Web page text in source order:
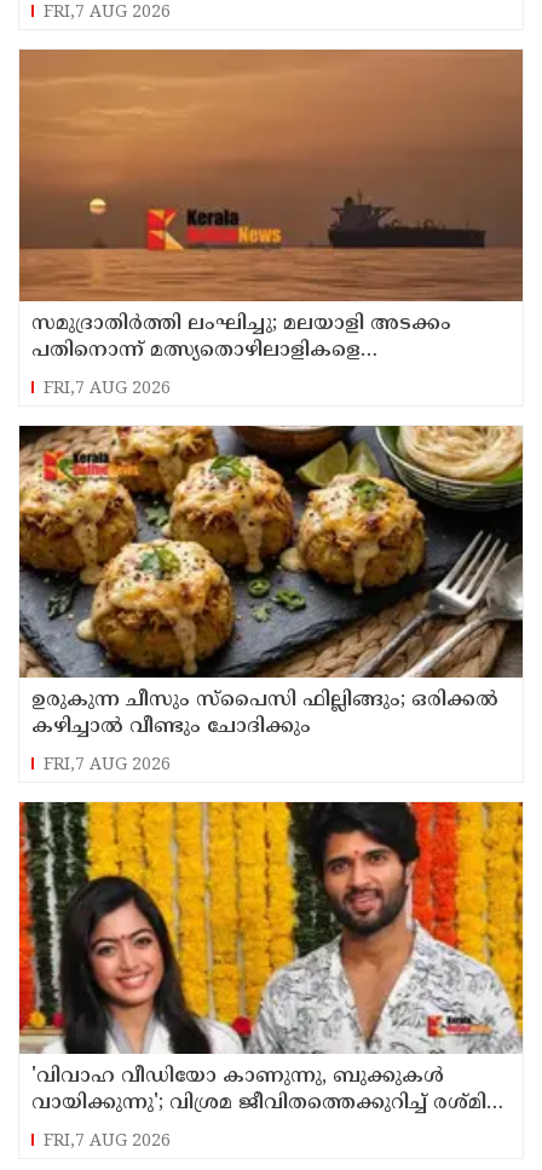
FRI,7 AUG 2026
സമുദ്രാതിർത്തി ലംഘിച്ചു; മലയാളി അടക്കം
പതിനൊന്ന് മത്സ്യതൊഴിലാളികളെ
കസ്റ്റഡിയിലെടുത്ത് ശ്രീലങ്കൻ നാവികസേന
FRI,7 AUG 2026
ഉരുകുന്ന ചീസും സ്പൈസി ഫില്ലിങ്ങും; ഒരിക്കൽ
കഴിച്ചാൽ വീണ്ടും ചോദിക്കും
FRI,7 AUG 2026
'വിവാഹ വീഡിയോ കാണുന്നു, ബുക്കുകള്‍
വായിക്കുന്നു'; വിശ്രമ ജീവിതത്തെക്കുറിച്ച് രശ്മിക
മന്ദാന
FRI,7 AUG 2026